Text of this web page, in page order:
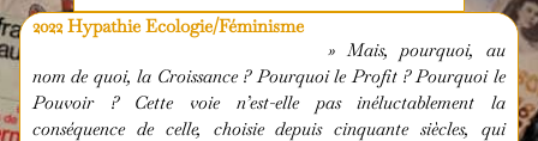
2022 Hypathie Ecologie/Féminisme
» Mais, pourquoi, au
nom de quoi, la Croissance ? Pourquoi le Profit ? Pourquoi le
Pouvoir ? Cette voie n’est-elle pas inéluctablement la
conséquence de celle, choisie depuis cinquante siècles, qui